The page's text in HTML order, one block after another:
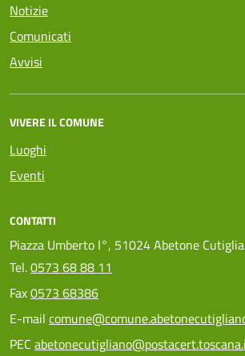
Notizie
Comunicati
Avvisi
VIVERE IL COMUNE
Luoghi
Eventi
CONTATTI
Piazza Umberto I°, 51024 Abetone
Tel.0573 68 88 11
Fax0573 68386
E-mail
PEC